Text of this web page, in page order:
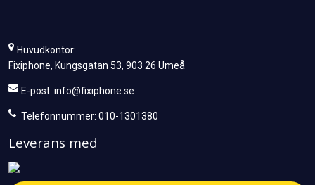
Huvudkontor:
Fixiphone, Kungsgatan 53, 903 26 Umeå
E-post: info@fixiphone.se
Telefonnummer: 010-1301380
Leverans med